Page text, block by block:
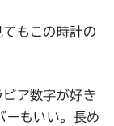
もこの時計の
ア数字が好き
もいい。長め